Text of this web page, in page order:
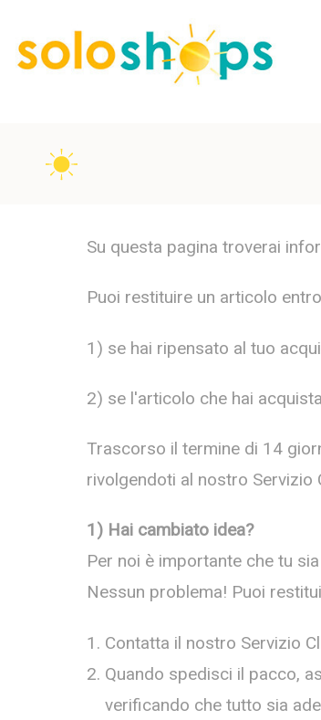
Su questa pagina troverai
Puoi restituire un articolo
1) se hai ripensato al tuo
2) se l'articolo che hai
Trascorso il termine di 14
rivolgendoti al nostro Servizio
1) Hai cambiato idea?
Per noi è importante che tu
Nessun problema! Puoi
Contatta il nostro Servizio
Quando spedisci il pacco,
verificando che tutto sia